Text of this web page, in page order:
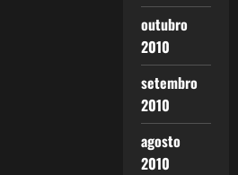
outubro
2010
setembro
2010
agosto
2010